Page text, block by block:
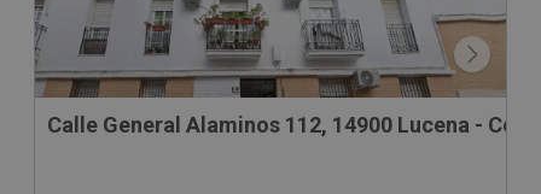
Calle General Alaminos 112, 14900 Lucena -